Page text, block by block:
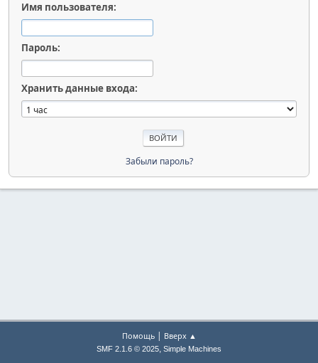
Имя пользователя:
Пароль:
Хранить данные входа:
Забыли пароль?
Помощь| Вверх ▲
SMF 2.1.6 © 2025, Simple Machines